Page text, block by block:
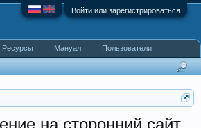
Войти или зарегистрироваться
на сторонний сайт
Ресурсы Мануал Пользователи